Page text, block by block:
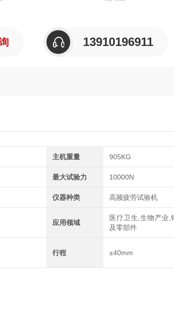
13910196911
主机重量 905KG
最大试验力 10000N
仪器种类 高频疲劳试验机
应用领域
医疗卫生,生物产业
及零部件
行程 ±40mm